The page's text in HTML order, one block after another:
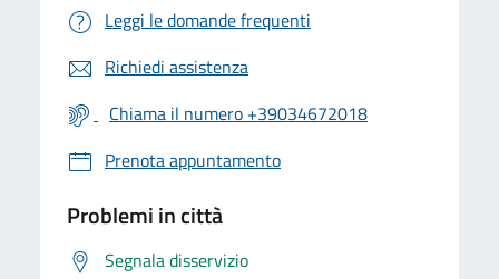
Leggi le domande frequenti
Richiedi assistenza
Chiama il numero +39034672018
Prenota appuntamento
Problemi in città
Segnala disservizio